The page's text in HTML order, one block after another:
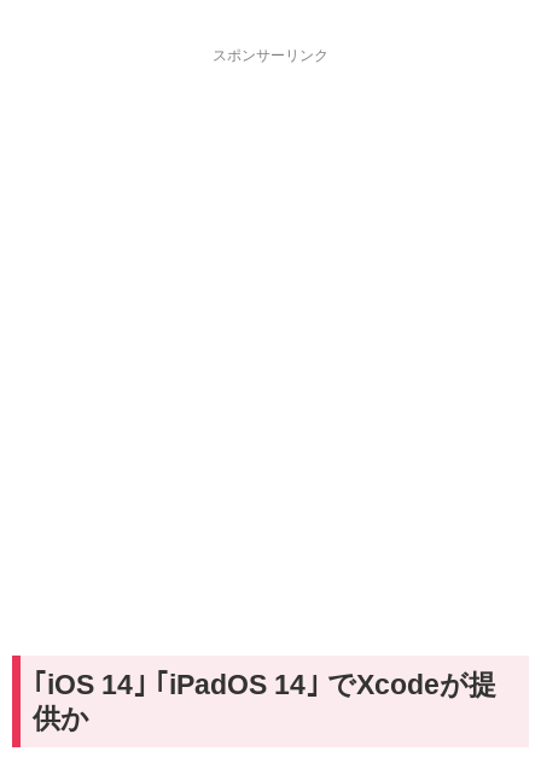
スポンサーリンク
｢iOS 14｣ ｢iPadOS 14｣ でXcodeが提
供か